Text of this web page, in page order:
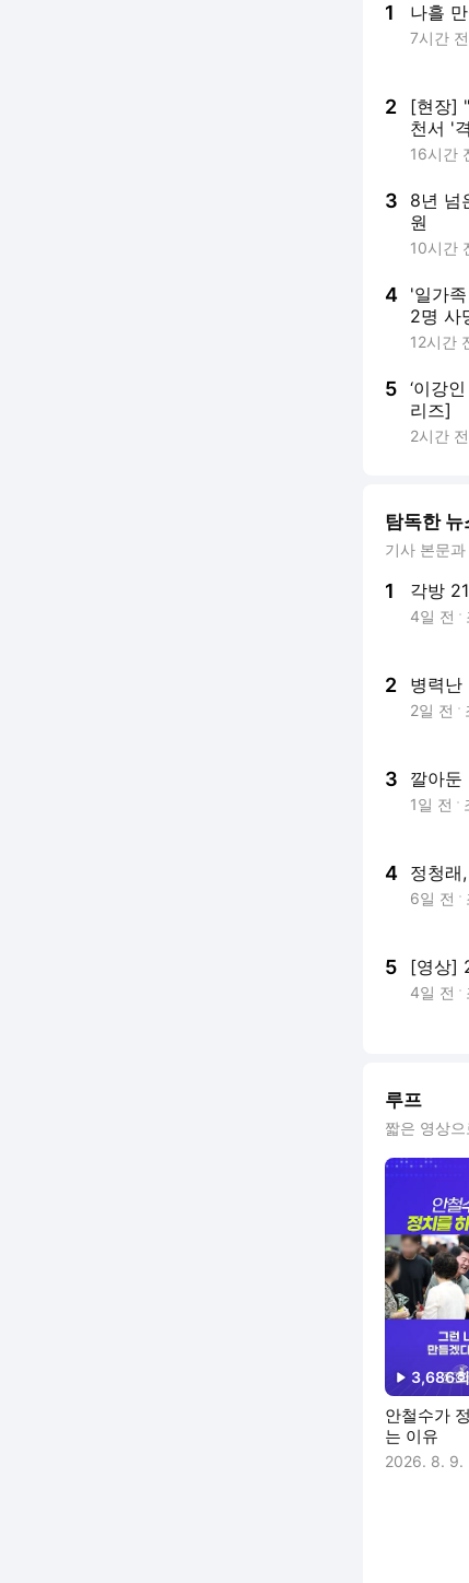
1 나흘
7시간 전
2
[현장]
천서 '
16시간
3
8년 넘
원
10시간
4 '일가
2명 사
12시간
5 ‘이강
리즈]
2시간 전
탐독한 뉴
기사 본문
1 각방
4일 전
2 병력
2일 전
3 깔아둔
1일 전
4 정청
6일 전
5 [영상]
4일 전
루프
짧은 영상
3,686회
안철수가
는 이유
2026. 8. 9.